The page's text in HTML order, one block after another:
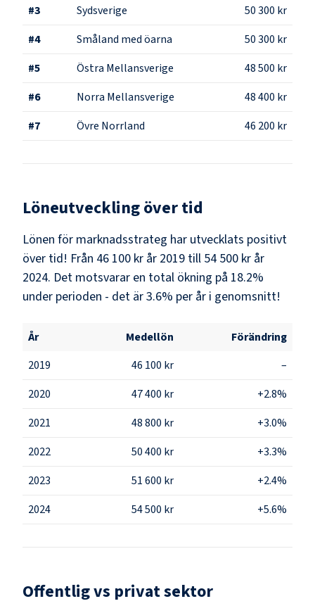
#3 Sydsverige
50 300 kr
#4 Småland med öarna
50 300 kr
#5 Östra Mellansverige
48 500 kr
#6 Norra Mellansverige
48 400 kr
#7 Övre Norrland 46 200 kr
Löneutveckling över tid
Lönen för marknadsstrateg har utvecklats positivt
över tid! Från 46 100 kr år 2019 till 54 500 kr år
2024. Det motsvarar en total ökning på 18.2%
under perioden - det är 3.6% per år i genomsnitt!
År Medellön
Förändring
2019
46 100 kr
–
2020
47 400 kr
+2.8%
2021
48 800 kr
+3.0%
2022
50 400 kr
+3.3%
2023
51 600 kr
+2.4%
2024
54 500 kr +5.6%
Offentlig vs privat sektor